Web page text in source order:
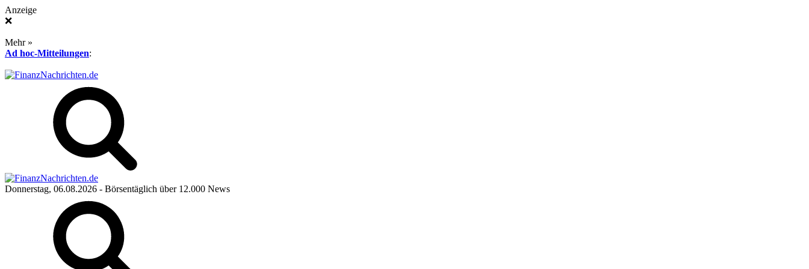
Anzeige
❌
Mehr »
Ad hoc-Mitteilungen:
Donnerstag, 06.08.2026 - Börsentäglich über 12.000 News